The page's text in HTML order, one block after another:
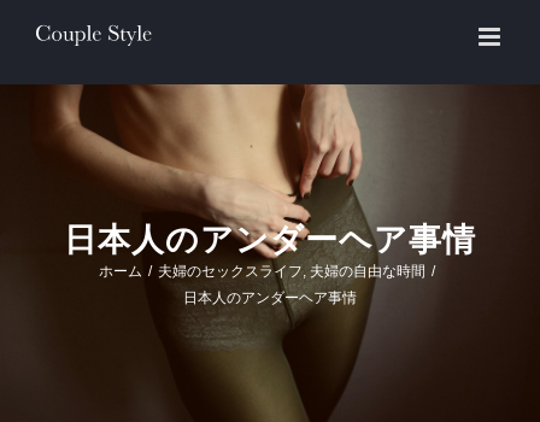
content
日本人のアンダーヘア事情
ホーム / 夫婦のセックスライフ, 夫婦の自由な時間 /
日本人のアンダーヘア事情